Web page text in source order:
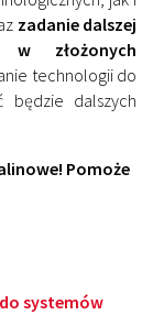
zadanie dalszej
w złożonych
technologii do
będzie dalszych
Pomoże
systemów